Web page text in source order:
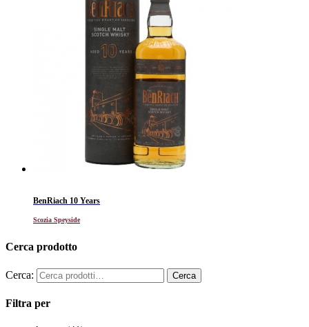
BenRiach 10 Years
Scozia Speyside
Cerca prodotto
Cerca:
Filtra per